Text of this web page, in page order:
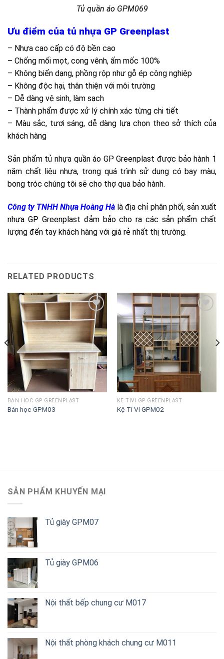
Tủ quần áo GPM069
Ưu điểm của tủ nhựa GP Greenplast
– Nhựa cao cấp có độ bền cao
– Chống mối mọt, cong vênh, ấm mốc 100%
– Không biến dạng, phồng rộp như gỗ ép công nghiệp
– Không độc hại, thân thiện với môi trường
– Dễ dàng vệ sinh, làm sạch
– Thành phẩm được xử lý chính xác từng chi tiết
– Màu sắc, tươi sáng, dễ dàng lựa chọn theo sở thích của
khách hàng
Sản phẩm tủ nhựa quần áo GP Greenplast được bảo hành 1
năm chất liệu nhựa, trong quá trình sử dụng có bay màu,
bong tróc chúng tôi sẽ cho thợ qua bảo hành.
Công ty TNHH Nhựa Hoàng Hà là địa chỉ phân phối, sản xuất
nhựa GP Greenplast đảm bảo cho ra các sản phẩm chất
lượng đến tay khách hàng với giá rẻ nhất thị trường.
RELATED PRODUCTS
Lưu
vào
danh
sách
BÀN HỌC GP GREENPLAST
Bàn học GPM03
Lưu
danh
sách
KỆ TIVI GP GREENPLAST
Kệ Ti Vi GPM02
SẢN PHẨM KHUYẾN MẠI
Tủ giày GPM07
Tủ giày GPM06
Nội thất bếp chung cư M017
Nội thất phòng khách chung cư M011